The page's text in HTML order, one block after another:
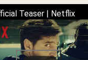
Teaser | Netflix